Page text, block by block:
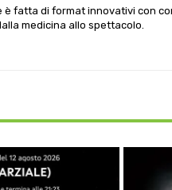
è fatta di format innovativi con
medicina allo spettacolo.